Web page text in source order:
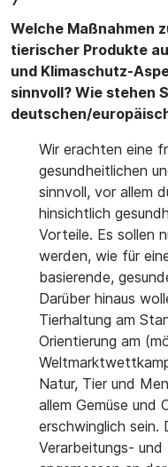
Welche Maßnahmen
tierischer Produkte
und Klimaschutz-
sinnvoll? Wie stehen
deutschen/
Wir erachten eine
gesundheitlichen
sinnvoll, vor allem
hinsichtlich
Vorteile. Es sollen
werden, wie für
basierende,
Darüber hinaus
Tierhaltung am
Orientierung am
Natur, Tier und
allem Gemüse und
erschwinglich sein.
Verarbeitungs-